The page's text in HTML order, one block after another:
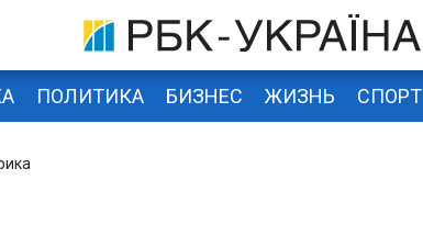
ПОЛИТИКА БИЗНЕС ЖИЗНЬ СПОРТ